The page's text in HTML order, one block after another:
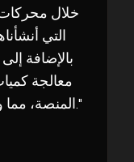
خلال
معالجة
المنصة، مما وفر لنا الكثير من الجهد والوقت."